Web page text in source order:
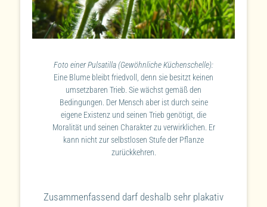
Foto einer Pulsatilla (Gewöhnliche Küchenschelle):
Eine Blume bleibt friedvoll, denn sie besitzt keinen
umsetzbaren Trieb. Sie wächst gemäß den
Bedingungen. Der Mensch aber ist durch seine
eigene Existenz und seinen Trieb genötigt, die
Moralität und seinen Charakter zu verwirklichen. Er
kann nicht zur selbstlosen Stufe der Pflanze
zurückkehren.
Zusammenfassend darf deshalb sehr plakativ